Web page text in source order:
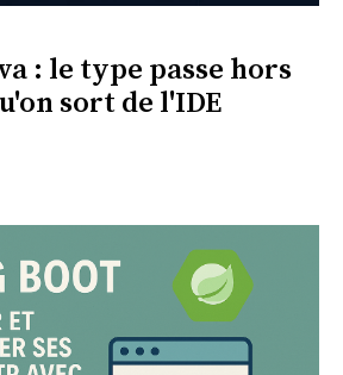
: le type passe hors
sort de l'IDE